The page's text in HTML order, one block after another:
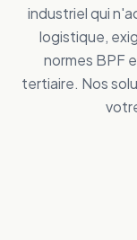
industriel qui
logistique,
normes BPF
tertiaire. Nos
Tertiaire